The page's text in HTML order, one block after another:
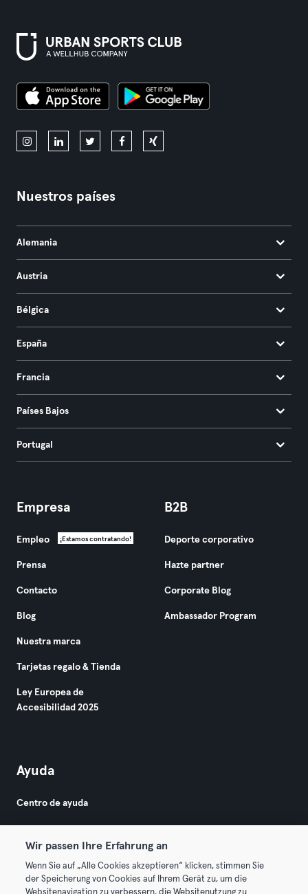
Nuestros países
Alemania
Austria
Bélgica
España
Francia
Países Bajos
Portugal
Empresa
Empleo ¡Estamos contratando!
Prensa
Contacto
Blog
Nuestra marca
Tarjetas regalo & Tienda
Ley Europea de
Accesibilidad 2025
B2B
Deporte corporativo
Hazte partner
Corporate Blog
Ambassador Program
Ayuda
Centro de ayuda
Wir passen Ihre Erfahrung an
Wenn Sie auf „Alle Cookies akzeptieren“ klicken, stimmen Sie
der Speicherung von Cookies auf Ihrem Gerät zu, um die